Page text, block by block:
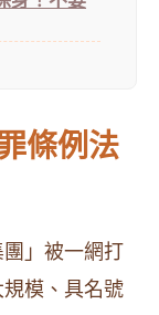
條例法
」被一網打
模、具名號